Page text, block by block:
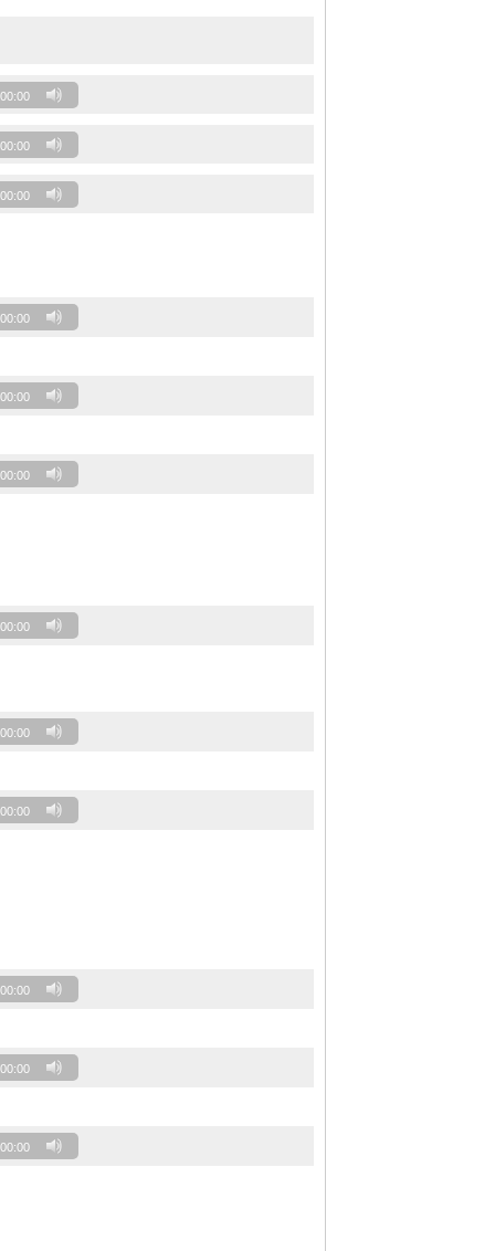
00:00
00:00
00:00
00:00
00:00
00:00
00:00
00:00
00:00
00:00
00:00
00:00